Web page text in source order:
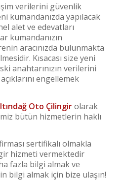
verilerini güvenlik
kumandanızda yapılacak
alet ve edevatları
kumandanızın
aracınızda bulunmakta
Kısacası size yeni
anahtarınızın verilerini
engellemek
Oto Çilingirolarak
bütün hizmetlerin haklı
sertifikalı olmakla
hizmeti vermektedir
fazla bilgi almak ve
bilgi almak için bize ulaşın!